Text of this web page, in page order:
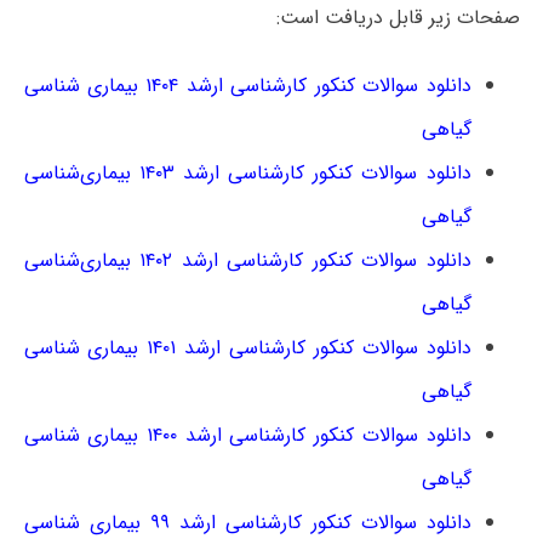
صفحات زیر قابل دریافت است:
دانلود سوالات کنکور کارشناسی ارشد ۱۴۰۴ بیماری شناسی
گیاهی
دانلود سوالات کنکور کارشناسی ارشد ۱۴۰۳ بیماری‌شناسی
گیاهی
دانلود سوالات کنکور کارشناسی ارشد ۱۴۰۲ بیماری‌شناسی
گیاهی
دانلود سوالات کنکور کارشناسی ارشد ۱۴۰۱ بیماری شناسی
گیاهی
دانلود سوالات کنکور کارشناسی ارشد ۱۴۰۰ بیماری شناسی
گیاهی
دانلود سوالات کنکور کارشناسی ارشد ۹۹ بیماری شناسی